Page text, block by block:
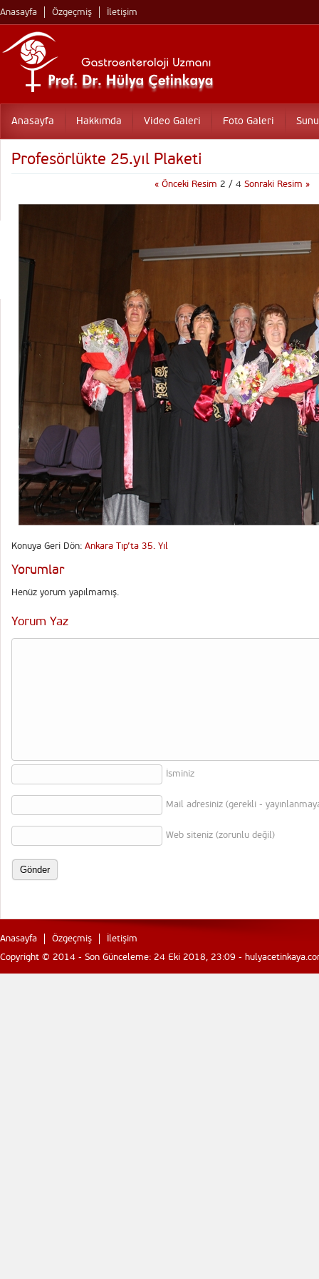
Anasayfa Özgeçmiş İletişim
Anasayfa Hakkımda Video Galeri Foto Galeri
Profesörlükte 25.yıl Plaketi
« Önceki Resim 2 / 4 Sonraki Resim »
Konuya Geri Dön: Ankara Tıp’ta 35. Yıl
Yorumlar
Henüz yorum yapılmamış.
Yorum Yaz
İsminiz
Mail adresiniz (gerekli -
Web siteniz (zorunlu değil)
Anasayfa Özgeçmiş
İletişim
Copyright © 2014 - Son Günceleme: 24 Eki 2018, 23:09 -